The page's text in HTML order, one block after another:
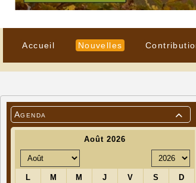
Accueil Nouvelles

Agenda